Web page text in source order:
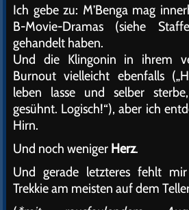
Ich gebe zu: M’Benga mag
B-Movie-Dramas (siehe
gehandelt haben.
Und die Klingonin in ihrem
Burnout vielleicht ebenfalls
leben lasse und selber
gesühnt. Logisch!“), aber ich
Hirn.
Und noch weniger Herz.
Und gerade letzteres fehlt
Trekkie am meisten auf dem